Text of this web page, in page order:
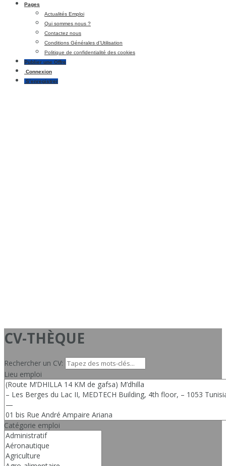
Pages
Actualités Emploi
Qui sommes nous ?
Contactez nous
Conditions Générales d’Utilisation
Politique de confidentialité des cookies
Publier une Offre
Connexion
S’enregistrer
CV-THÈQUE
Rechercher un CV:
Lieu emploi
Catégorie emploi